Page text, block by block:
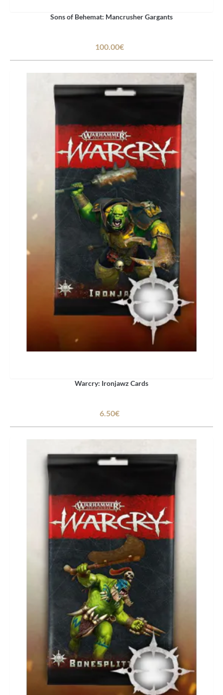
Sons of Behemat: Mancrusher Gargants
100.00€
Warcry: Ironjawz Cards
6.50€